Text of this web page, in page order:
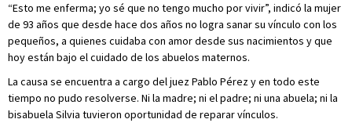
“Esto me enferma; yo sé que no tengo mucho por vivir”, indicó la mujer
de 93 años que desde hace dos años no logra sanar su vínculo con los
pequeños, a quienes cuidaba con amor desde sus nacimientos y que
hoy están bajo el cuidado de los abuelos maternos.
La causa se encuentra a cargo del juez Pablo Pérez y en todo este
tiempo no pudo resolverse. Ni la madre; ni el padre; ni una abuela; ni la
bisabuela Silvia tuvieron oportunidad de reparar vínculos.